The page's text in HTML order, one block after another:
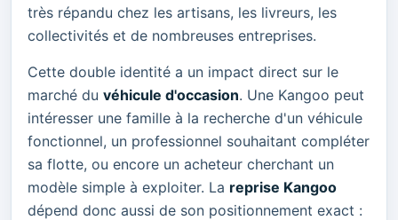
très répandu chez les artisans, les livreurs, les
collectivités et de nombreuses entreprises.
Cette double identité a un impact direct sur le
marché du véhicule d'occasion. Une Kangoo peut
intéresser une famille à la recherche d'un véhicule
fonctionnel, un professionnel souhaitant compléter
sa flotte, ou encore un acheteur cherchant un
modèle simple à exploiter. La reprise Kangoo
dépend donc aussi de son positionnement exact :